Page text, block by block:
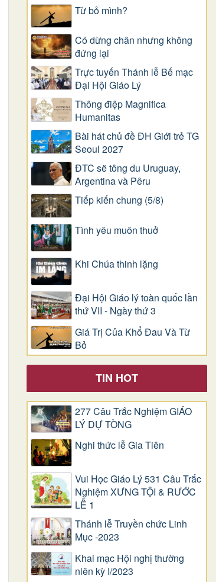
Từ bỏ mình?
Có dừng chân nhưng không
đứng lại
Trực tuyến Thánh lễ Bế mạc
Đại Hội Giáo Lý
Thông điệp Magnifica
Humanitas
Bài hát chủ đề ĐH Giới trẻ TG
Seoul 2027
ĐTC sẽ tông du Uruguay,
Argentina và Pêru
Tiếp kiến chung (5/8)
Tình yêu muôn thuở
Khi Chúa thinh lặng
Đại Hội Giáo lý toàn quốc lần
thứ VII - Ngày thứ 3
Giá Trị Của Khổ Ðau Và Từ
Bỏ
TIN HOT
277 Câu Trắc Nghiệm GIÁO
LÝ DỰ TÒNG
Nghi thức lễ Gia Tiên
Vui Học Giáo Lý 531 Câu Trắc
Nghiệm XƯNG TỘI & RƯỚC
LỄ 1
Thánh lễ Truyền chức Linh
Mục -2023
Khai mạc Hội nghị thường
niên kỳ I/2023